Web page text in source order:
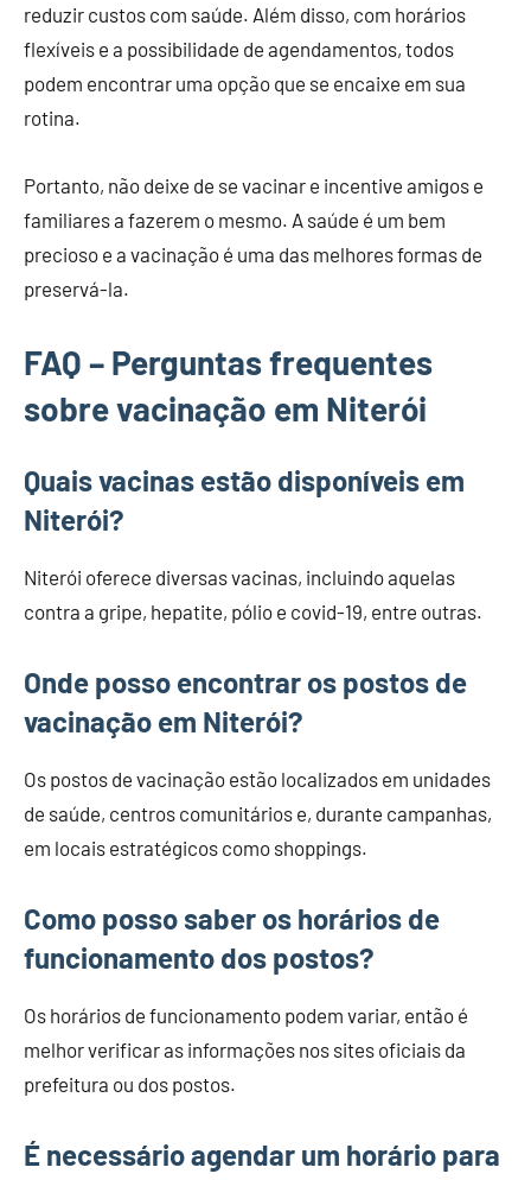
reduzir custos com saúde. Além disso, com horários
flexíveis e a possibilidade de agendamentos, todos
podem encontrar uma opção que se encaixe em sua
rotina.
Portanto, não deixe de se vacinar e incentive amigos e
familiares a fazerem o mesmo. A saúde é um bem
precioso e a vacinação é uma das melhores formas de
preservá-la.
FAQ – Perguntas frequentes
sobre vacinação em Niterói
Quais vacinas estão disponíveis em
Niterói?
Niterói oferece diversas vacinas, incluindo aquelas
contra a gripe, hepatite, pólio e covid-19, entre outras.
Onde posso encontrar os postos de
vacinação em Niterói?
Os postos de vacinação estão localizados em unidades
de saúde, centros comunitários e, durante campanhas,
em locais estratégicos como shoppings.
Como posso saber os horários de
funcionamento dos postos?
Os horários de funcionamento podem variar, então é
melhor verificar as informações nos sites oficiais da
prefeitura ou dos postos.
É necessário agendar um horário para